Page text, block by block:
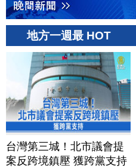
地方一週最 HOT
台灣第三城！北市議會提
案反跨境鎮壓 獲跨黨支持